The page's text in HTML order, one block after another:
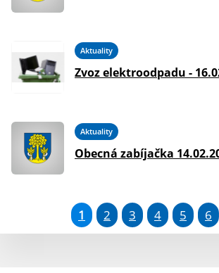
Aktuality
Zvoz elektroodpadu -
Aktuality
Obecná zabíjačka
1 2 3 4 5 6